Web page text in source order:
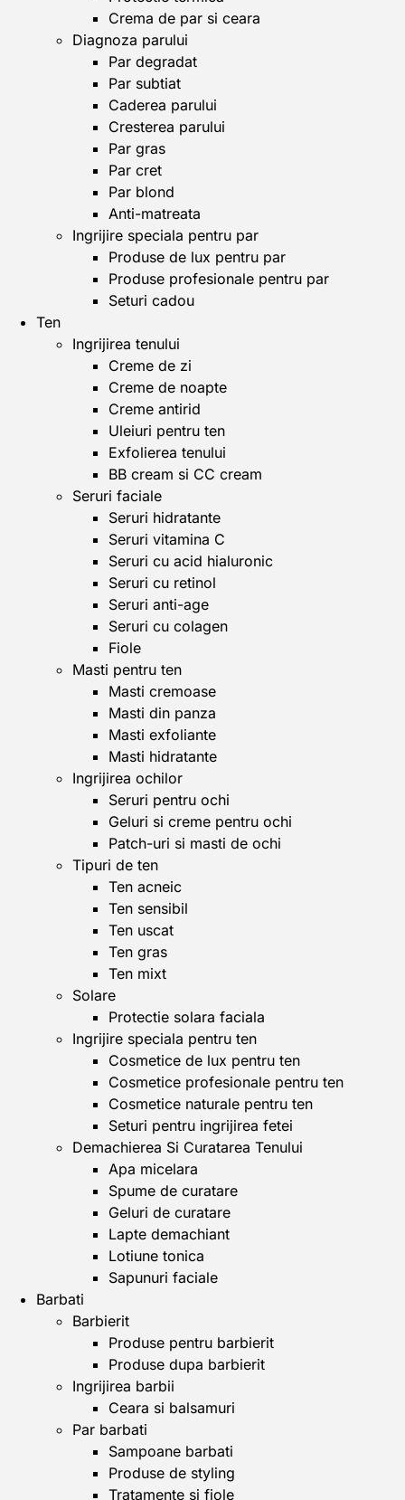
Crema de par si ceara
Diagnoza parului
Par degradat
Par subtiat
Caderea parului
Cresterea parului
Par gras
Par cret
Par blond
Anti-matreata
Ingrijire speciala pentru par
Produse de lux pentru par
Produse profesionale pentru par
Seturi cadou
Ten
Ingrijirea tenului
Creme de zi
Creme de noapte
Creme antirid
Uleiuri pentru ten
Exfolierea tenului
BB cream si CC cream
Seruri faciale
Seruri hidratante
Seruri vitamina C
Seruri cu acid hialuronic
Seruri cu retinol
Seruri anti-age
Seruri cu colagen
Fiole
Masti pentru ten
Masti cremoase
Masti din panza
Masti exfoliante
Masti hidratante
Ingrijirea ochilor
Seruri pentru ochi
Geluri si creme pentru ochi
Patch-uri si masti de ochi
Tipuri de ten
Ten acneic
Ten sensibil
Ten uscat
Ten gras
Ten mixt
Solare
Protectie solara faciala
Ingrijire speciala pentru ten
Cosmetice de lux pentru ten
Cosmetice profesionale pentru ten
Cosmetice naturale pentru ten
Seturi pentru ingrijirea fetei
Demachierea Si Curatarea Tenului
Apa micelara
Spume de curatare
Geluri de curatare
Lapte demachiant
Lotiune tonica
Sapunuri faciale
Barbati
Barbierit
Produse pentru barbierit
Produse dupa barbierit
Ingrijirea barbii
Ceara si balsamuri
Par barbati
Sampoane barbati
Produse de styling
Tratamente si fiole